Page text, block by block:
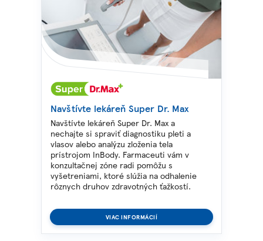
Navštívte lekáreň Super Dr. Max
Navštívte lekáreň Super Dr. Max a
nechajte si spraviť diagnostiku pleti a
vlasov alebo analýzu zloženia tela
prístrojom InBody. Farmaceuti vám v
konzultačnej zóne radi pomôžu s
vyšetreniami, ktoré slúžia na odhalenie
rôznych druhov zdravotných ťažkostí.
VIAC INFORMÁCIÍ